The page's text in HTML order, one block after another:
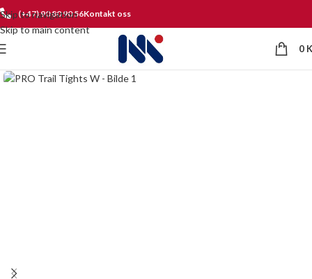
Skip to navigation
Skip to main content
(+47) 90 80 90 56Kontakt oss
0